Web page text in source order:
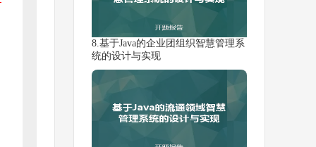
8.基于Java的企业团组织智慧管理系
统的设计与实现